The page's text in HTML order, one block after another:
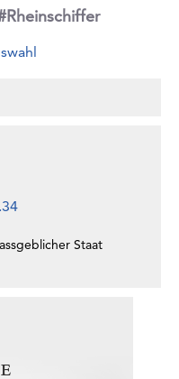
Staat